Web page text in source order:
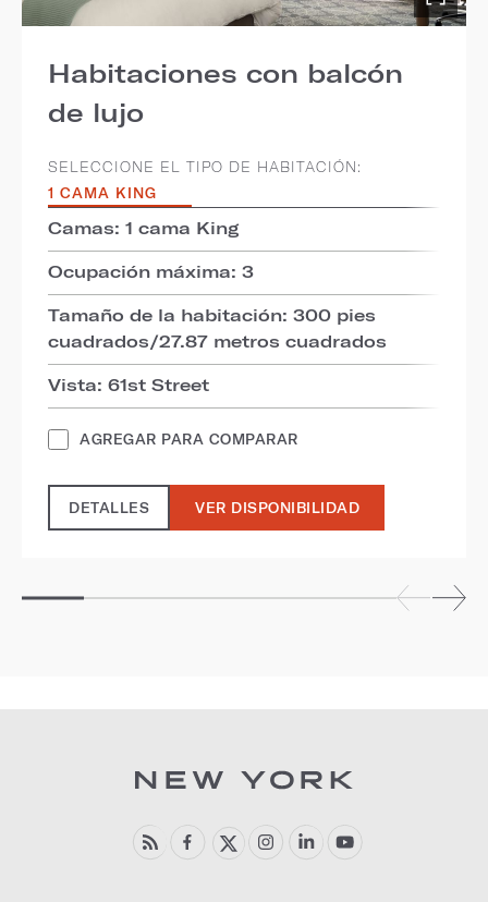
Habitaciones con balcón
de lujo
SELECCIONE EL TIPO DE HABITACIÓN:
1 CAMA KING
Camas: 1 cama King
Ocupación máxima: 3
Tamaño de la habitación: 300 pies
cuadrados/27.87 metros cuadrados
Vista: 61st Street
AGREGAR PARA COMPARAR
DETALLES VER DISPONIBILIDAD